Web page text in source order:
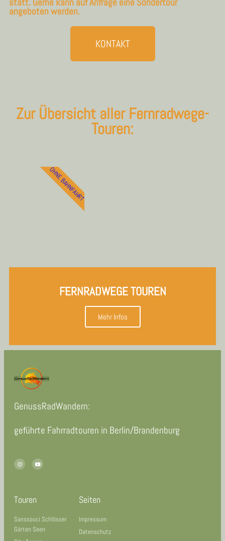
statt. Gerne kann auf Anfrage eine Sondertour
angeboten werden.
KONTAKT
Zur Übersicht aller Fernradwege-
Touren:
FERNRADWEGE TOUREN
Mehr Infos
OHNE BAHNFAHRT
GenussRadWandern:
geführte Fahrradtouren in Berlin/Brandenburg
Touren
Sanssouci Schlösser
Gärten Seen
Seiten
Impressum
Datenschutz